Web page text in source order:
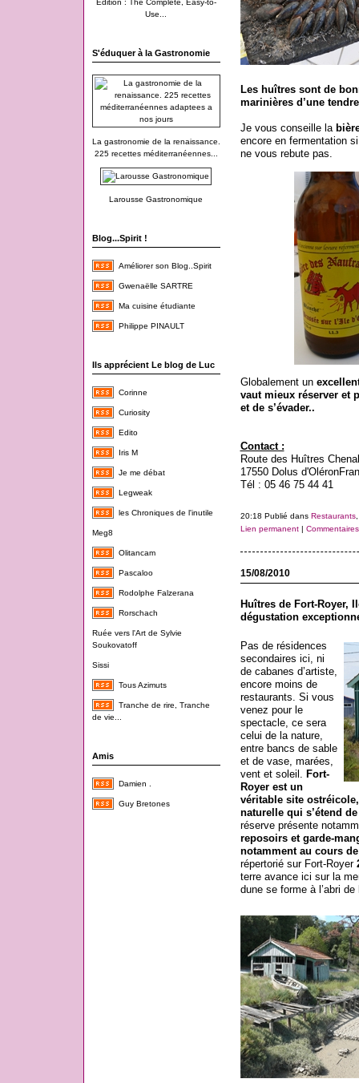
Edition : The Complete, Easy-to-
Use...
S'éduquer à la Gastronomie
La gastronomie de la renaissance.
225 recettes méditerranéennes...
Larousse Gastronomique
Blog...Spirit !
Améliorer son Blog..Spirit
Gwenaëlle SARTRE
Ma cuisine étudiante
Philippe PINAULT
Ils apprécient Le blog de Luc
Corinne
Curiosity
Edito
Iris M
Je me débat
Legweak
les Chroniques de l'inutile
Meg8
Olitancam
Pascaloo
Rodolphe Falzerana
Rorschach
Ruée vers l'Art de Sylvie
Soukovatoff
Sissi
Tous Azimuts
Tranche de rire, Tranche
de vie...
Amis
Damien .
Guy Bretones
Les huîtres sont de
marinières d’une
Je vous conseille la
encore en fermentation
ne vous rebute pas.
Globalement un
vaut mieux réserver et
et de s’évader..
Contact :
Route des Huîtres
17550 Dolus d'Oléron
Tél : 05 46 75 44 41
20:18 Publié dans Restaurants
Lien permanent|
15/08/2010
Huîtres de Fort-Royer,
dégustation
Pas de résidences
secondaires ici, ni
de cabanes d’artiste,
encore moins de
restaurants. Si vous
venez pour le
spectacle, ce sera
celui de la nature,
entre bancs de sable
et de vase, marées,
vent et soleil. Fort-
Royer est un
véritable site
naturelle qui s’étend
réserve présente
reposoirs et garde-
notamment au cours
répertorié sur Fort-Royer
terre avance ici sur la
dune se forme à l’abri